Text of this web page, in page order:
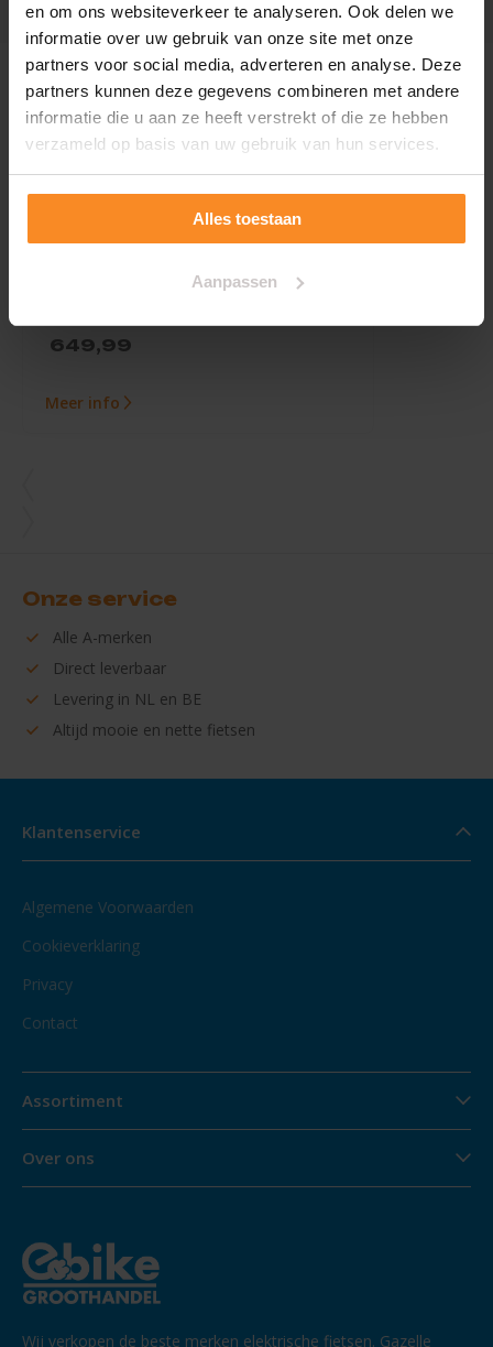
en om ons websiteverkeer te analyseren. Ook delen we
informatie over uw gebruik van onze site met onze
partners voor social media, adverteren en analyse. Deze
partners kunnen deze gegevens combineren met andere
informatie die u aan ze heeft verstrekt of die ze hebben
verzameld op basis van uw gebruik van hun services.
Alles toestaan
Aanpassen
Gerelateerde producten
649,99
Meer info
Onze service
Alle A-merken
Direct leverbaar
Levering in NL en BE
Altijd mooie en nette fietsen
Klantenservice
Algemene Voorwaarden
Cookieverklaring
Privacy
Contact
Assortiment
Over ons
Wij verkopen de beste merken elektrische fietsen. Gazelle